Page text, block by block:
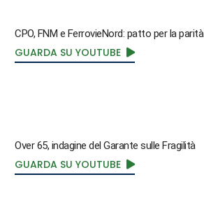
CPO, FNM e FerrovieNord: patto per la parità
GUARDA SU YOUTUBE
Over 65, indagine del Garante sulle Fragilità
GUARDA SU YOUTUBE